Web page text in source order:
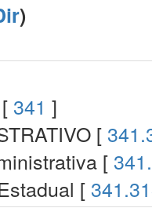
)
341 ]
[
[
[